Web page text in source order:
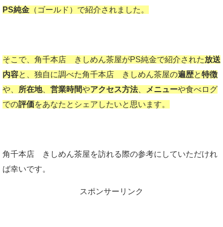
PS純金 （ゴールド）で紹介されました。
そこで、角千本店 きしめん茶屋がPS純金で紹介された放送
内容と、独自に調べた角千本店 きしめん茶屋の遍歴と特徴
や、
所在地、 営業時間やアクセス方法、 メニューや食べログ
での評価をあなたとシェアしたいと思います。
角千本店 きしめん茶屋を訪れる際の参考にしていただけれ
ば幸いです。
スポンサーリンク